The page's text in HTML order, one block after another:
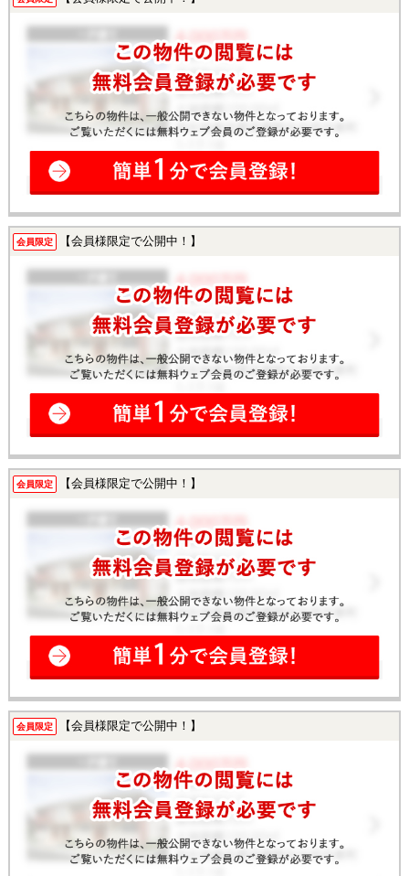
会員限定 【会員様限定で公開中！】
会員限定 【会員様限定で公開中！】
会員限定 【会員様限定で公開中！】